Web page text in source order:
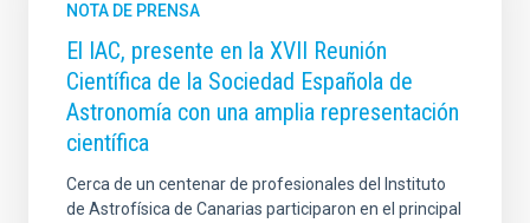
NOTA DE PRENSA
El IAC, presente en la XVII Reunión
Científica de la Sociedad Española de
Astronomía con una amplia representación
científica
Cerca de un centenar de profesionales del Instituto
de Astrofísica de Canarias participaron en el principal